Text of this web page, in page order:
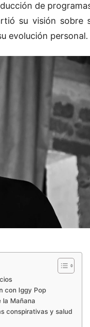
de
su visión sobre
evolución personal.
con Iggy Pop
la Mañana
conspirativas y salud